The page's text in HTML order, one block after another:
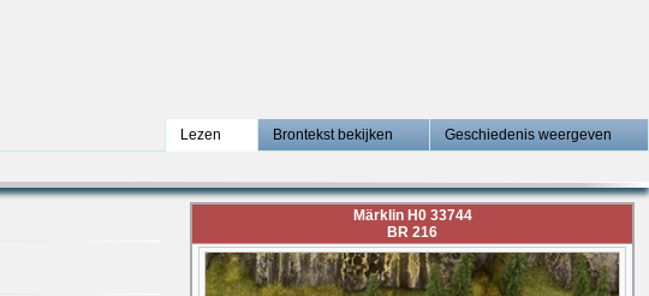
Lezen Brontekst bekijken Geschiedenis weergeven
Märklin H0 33744
BR 216